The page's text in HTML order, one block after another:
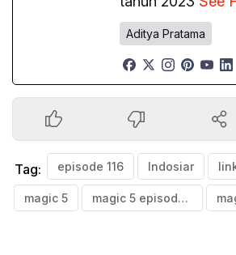
Aditya Pratama
Tag: episode 116 Indosiar
magic 5 magic 5 episode 116